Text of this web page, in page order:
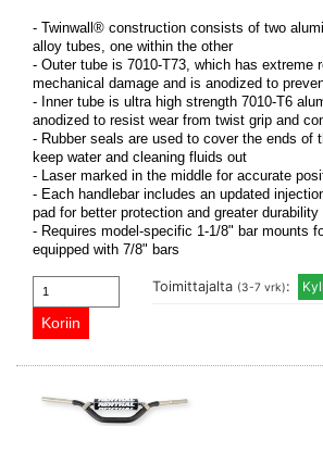
- Twinwall® construction consists of two
alloy tubes, one within the other
- Outer tube is 7010-T73, which has extreme
mechanical damage and is anodized to
- Inner tube is ultra high strength 7010-T6
anodized to resist wear from twist grip and
- Rubber seals are used to cover the ends of
keep water and cleaning fluids out
- Laser marked in the middle for accurate
- Each handlebar includes an updated
pad for better protection and greater durability
- Requires model-specific 1-1/8" bar mounts
equipped with 7/8" bars
Toimittajalta (3-7 vrk):